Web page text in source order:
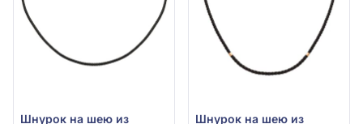
Шнурок на шею из
Шнурок на шею из